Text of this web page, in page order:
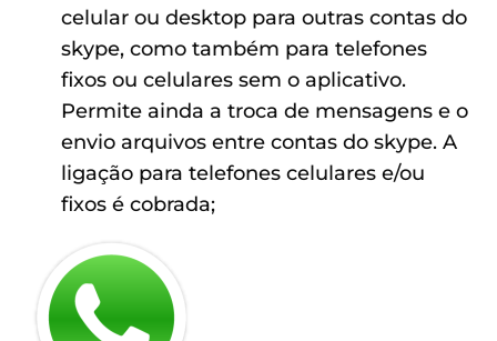
celular ou desktop para outras contas do
skype, como também para telefones
fixos ou celulares sem o aplicativo.
Permite ainda a troca de mensagens e o
envio arquivos entre contas do skype. A
ligação para telefones celulares e/ou
fixos é cobrada;